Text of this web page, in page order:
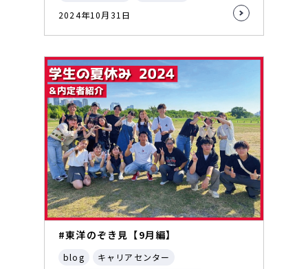
2024年10月31日
#東洋のぞき見【9月編】
blog
キャリアセンター